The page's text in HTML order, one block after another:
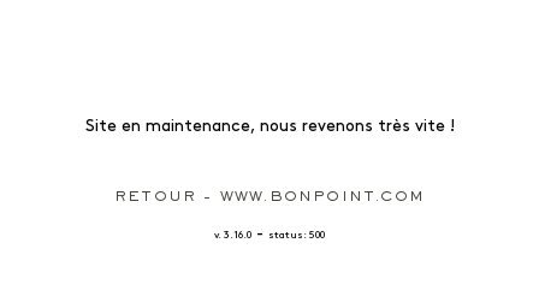
Site en maintenance, nous revenons très vite !
RETOUR - WWW.BONPOINT.COM
v. 3.16.0 - status: 500